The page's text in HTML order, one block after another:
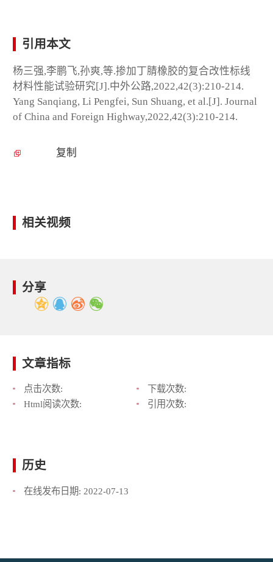
引用本文
杨三强,李鹏飞,孙爽,等.掺加丁腈橡胶的复合改性标线
材料性能试验研究[J].中外公路,2022,42(3):210-214.
Yang Sanqiang, Li Pengfei, Sun Shuang, et al.[J]. Journal
of China and Foreign Highway,2022,42(3):210-214.
复制
相关视频
分享
文章指标
点击次数:
下载次数:
Html阅读次数:
引用次数:
历史
在线发布日期: 2022-07-13